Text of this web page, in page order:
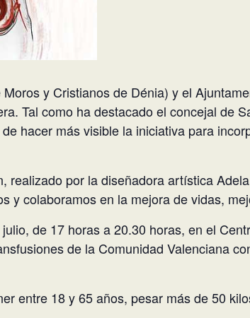
y Cristianos de Dénia) y el
Tal como ha destacado el concejal de
hacer más visible la iniciativa para
realizado por la diseñadora artística
y colaboramos en la mejora de vidas,
de 17 horas a 20.30 horas, en el
de la Comunidad Valenciana
entre 18 y 65 años, pesar más de 50